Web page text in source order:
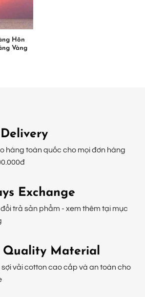
Hôn
Vàng
hàng toàn quốc cho mọi đơn hàng
Exchange
trả sản phẩm - xem thêm tại mục
Quality Material
sợi vải cotton cao cấp và an toàn cho